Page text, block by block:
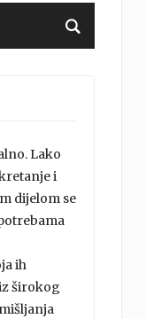
Lako
i
dijelom se
ih
širokog